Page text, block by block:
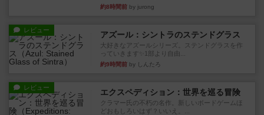
約8時間前 by jurong
レビュー アズール：シントラのステンドグラス
大好きなアズールシリーズ。ステンドグラスを作
っていきます✨1部より自由...
約9時間前 by しんたろ
レビュー エクスペディション：世界を巡る冒険
クラマー氏の不朽の名作。新しいボードゲームほ
どおもしろいはず？いいえ。...